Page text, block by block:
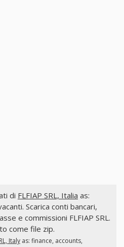
di FLFIAP SRL, Italia as:
Scarica conti bancari,
e commissioni FLFIAP SRL.
come file zip.
Italyas: finance, accounts,